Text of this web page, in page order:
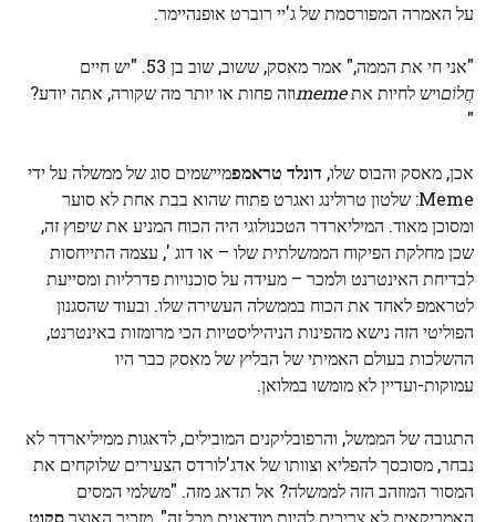
על האמרה המפורסמת של ג'יי רוברט אופנהיימר.
"אני חי את הממה," אמר מאסק, ששוב, שוב בן 53. "יש חיים
חֲלוֹםויש לחיות אתmemeוזה פחות או יותר מה שקורה, אתה יודע?
"
אכן, מאסק והבוס שלו, דונלד טראמפמיישמים סוג של ממשלה על ידי
Meme: שלטון טרולינג ואגרט פתוח שהוא בבת אחת לא סוער
ומסוכן מאוד. המיליארדר הטכנולוגי היה הכוח המניע את שיפוץ זה,
שכן מחלקת הפיקוח הממשלתית שלו – או דוג ', עצמה התייחסות
לבדיחת האינטרנט ולמכר – מעידה על סוכנויות פדרליות ומסייעת
לטראמפ לאחד את הכוח בממשלה העשירה שלו. ובעוד שהסגנון
הפוליטי הזה נישא מהפינות הניהיליסטיות הכי מרומזות באינטרנט,
ההשלכות בעולם האמיתי של הבליץ של מאסק כבר היו
עמוקות-ועדיין לא מומשו במלואן.
התגובה של הממשל, והרפובליקנים המובילים, לדאגות ממיליארדר לא
נבחר, מסוכסך להפליא וצוותו של אדג'לורדס הצעירים שלוקחים את
המסור המוזהב הזה לממשלה? אל תדאג מזה. "משלמי המסים